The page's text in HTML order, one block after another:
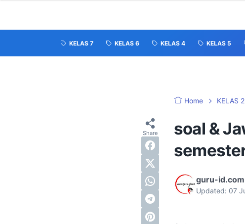
KELAS 7 KELAS 6 KELAS 4 KELAS 5
Home KELAS 2
soal &
guru-id.com
Updated: 07